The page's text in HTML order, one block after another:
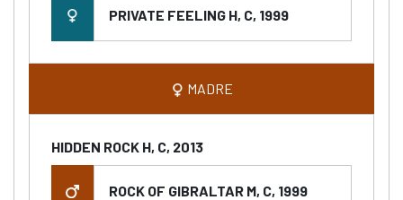
PRIVATE FEELING H, C, 1999
MADRE
HIDDEN ROCK H, C, 2013
ROCK OF GIBRALTAR M, C, 1999